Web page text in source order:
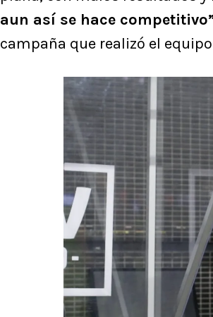
aun así se hace
campaña que realizó el